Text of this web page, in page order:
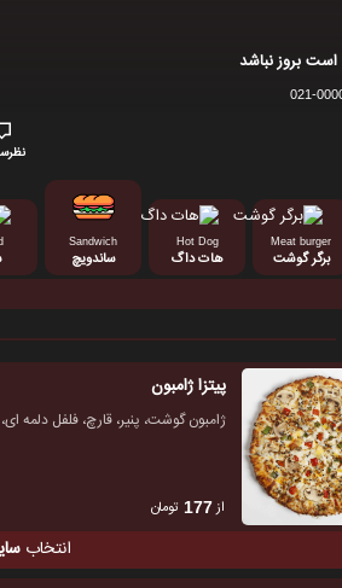
بروز نباشد
Meat burger
برگر گوشت
Hot Dog
هات داگ
Sandwich
ساندویچ
پیتزا ژامبون
ژامبون گوشت، پنیر، قارچ، فلفل دلمه
از177 تومان
انتخاب